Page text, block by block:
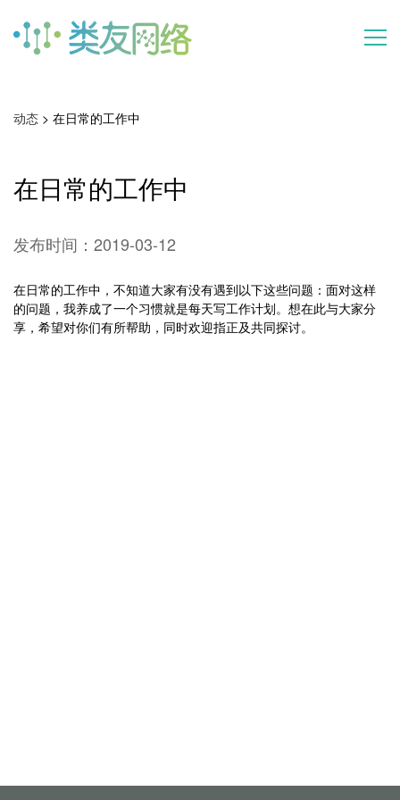
动态
案例
关于
动态 > 在日常的工作中
在日常的工作中
发布时间： 2019-03-12
在日常的工作中，不知道大家有没有遇到以下这些问题：面对这样
的问题，我养成了一个习惯就是每天写工作计划。想在此与大家分
享，希望对你们有所帮助，同时欢迎指正及共同探讨。